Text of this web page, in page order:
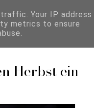
Herbst ein
Your IP address
metrics to ensure